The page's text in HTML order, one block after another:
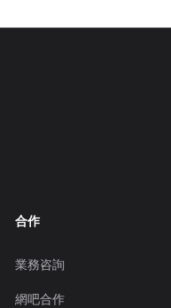
合作
業務咨詢
網吧合作